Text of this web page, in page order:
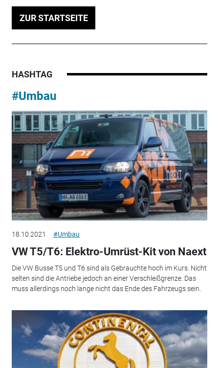
ZUR STARTSEITE
HASHTAG
#Umbau
18.10.2021 #Umbau
VW T5/T6: Elektro-Umrüst-Kit von Naext
Die VW Busse T5 und T6 sind als Gebrauchte hoch im Kurs. Nicht
selten sind die Antriebe jedoch an einer Verschleißgrenze. Das
muss allerdings noch lange nicht das Ende des Fahrzeugs sein.